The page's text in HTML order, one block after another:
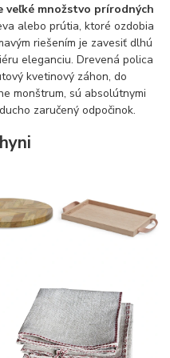
veľké množstvo prírodných
alebo prútia, ktoré ozdobia
riešením je zavesiť dlhú
eleganciu. Drevená polica
kvetinový záhon, do
monštrum, sú absolútnymi
zaručený odpočinok.